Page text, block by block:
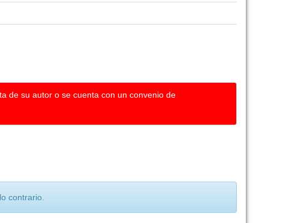
de su autor o se cuenta con un convenio de
contrario.